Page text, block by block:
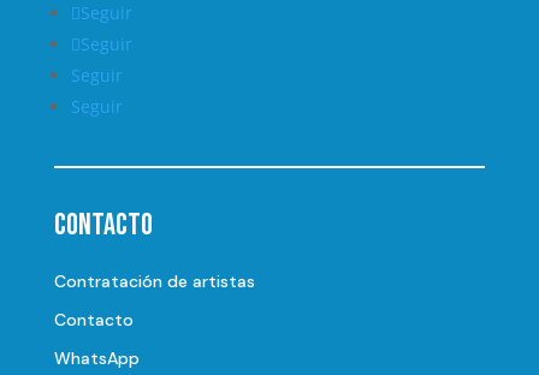
Seguir
Seguir
Seguir
Seguir
Contacto
Contratación de artistas
Contacto
WhatsApp